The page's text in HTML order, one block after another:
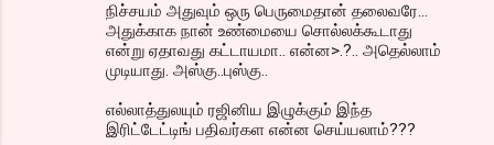
நிச்சயம் அதுவும் ஒரு பெருமைதான் தலைவரே...
அதுக்காக நான் உண்மையை சொல்லக்கூடாது
என்று ஏதாவது கட்டாயமா.. என்ன>.?.. அதெல்லாம்
முடியாது. அஸ்கு..புஸ்கு..
எல்லாத்துலயும் ரஜினிய இழுக்கும் இந்த
இரிட்டேட்டிங் பதிவர்கள என்ன செய்யலாம்???